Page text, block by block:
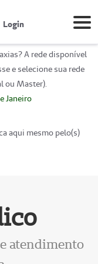
Login
A rede disponível
e selecione sua rede
ou Master).
Janeiro
aqui mesmo pelo(s)
atendimento